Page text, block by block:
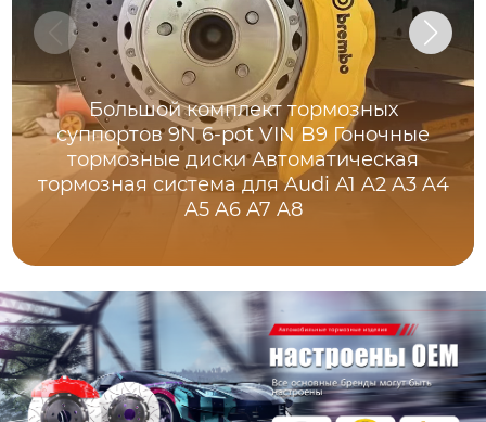
Большой комплект тормозных
суппортов 9N 6-pot VIN B9 Гоночные
тормозные диски Автоматическая
тормозная система для Audi A1 A2 A3 A4
A5 A6 A7 A8